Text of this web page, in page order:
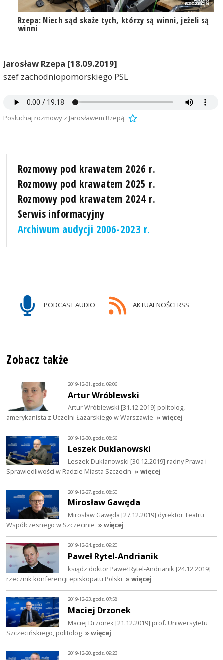
Rzepa: Niech sąd skaże tych, którzy są winni, jeżeli są
winni
Jarosław Rzepa [18.09.2019]
szef zachodniopomorskiego PSL
Posłuchaj rozmowy z Jarosławem Rzepą
Rozmowy pod krawatem 2026 r.
Rozmowy pod krawatem 2025 r.
Rozmowy pod krawatem 2024 r.
Serwis informacyjny
Archiwum audycji 2006-2023 r.
PODCAST AUDIO AKTUALNOŚCI RSS
Zobacz także
2019-12-31, godz. 09:06
Artur Wróblewski
Artur Wróblewski [31.12.2019] politolog,
amerykanista z Uczelni Łazarskiego w Warszawie » więcej
2019-12-30, godz. 08:56
Leszek Duklanowski
Leszek Duklanowski [30.12.2019] radny Prawa i
Sprawiedliwości w Radzie Miasta Szczecin » więcej
2019-12-27, godz. 08:50
Mirosław Gawęda
Mirosław Gawęda [27.12.2019] dyrektor Teatru
Współczesnego w Szczecinie » więcej
2019-12-24, godz. 09:20
Paweł Rytel-Andrianik
ksiądz doktor Paweł Rytel-Andrianik [24.12.2019]
rzecznik konferencji episkopatu Polski » więcej
2019-12-23, godz. 07:58
Maciej Drzonek
Maciej Drzonek [21.12.2019] prof. Uniwersytetu
Szczecińskiego, politolog » więcej
2019-12-20, godz. 09:23